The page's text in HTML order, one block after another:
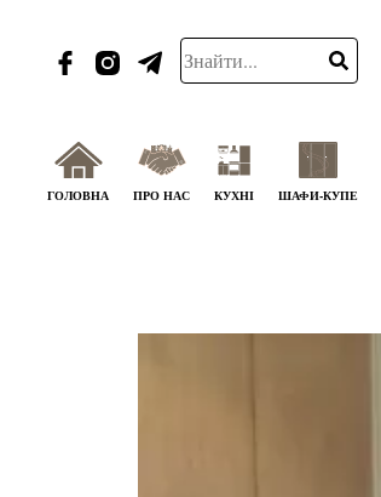
ГОЛОВНА ПРО НАС КУХНІ ШАФИ-КУПЕ